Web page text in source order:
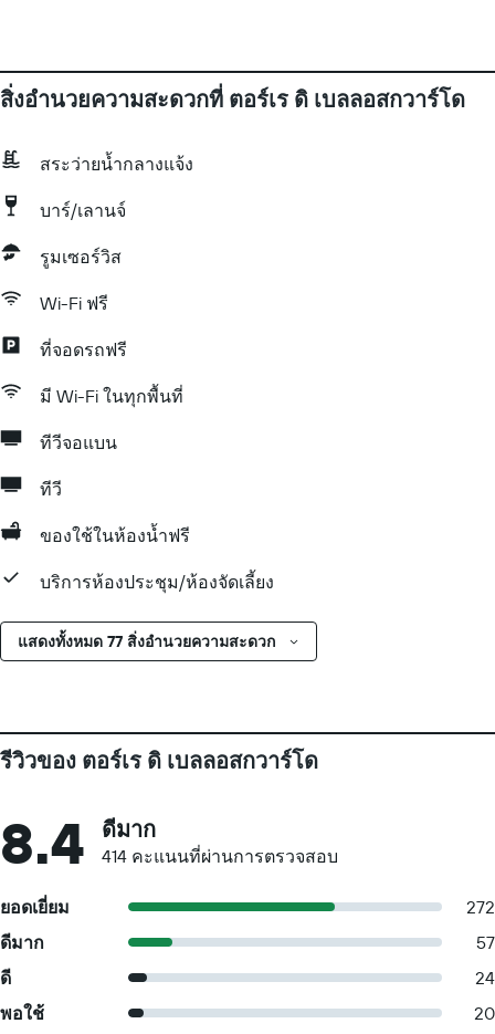
สิ่งอำนวยความสะดวกที่ ตอร์เร ดิ เบลลอสกวาร์โด
สระว่ายน้ำกลางแจ้ง
บาร์/เลานจ์
รูมเซอร์วิส
Wi-Fi ฟรี
ที่จอดรถฟรี
มี Wi-Fi ในทุกพื้นที่
ทีวีจอแบน
ทีวี
ของใช้ในห้องน้ำฟรี
บริการห้องประชุม/ห้องจัดเลี้ยง
แสดงทั้งหมด 77 สิ่งอำนวยความสะดวก
รีวิวของ ตอร์เร ดิ เบลลอสกวาร์โด
8.4 ดีมาก
414 คะแนนที่ผ่านการตรวจสอบ
ยอดเยี่ยม
272
ดีมาก
57
ดี
24
พอใช้
20